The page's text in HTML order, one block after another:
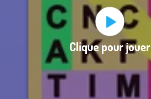
Clique pour jouer